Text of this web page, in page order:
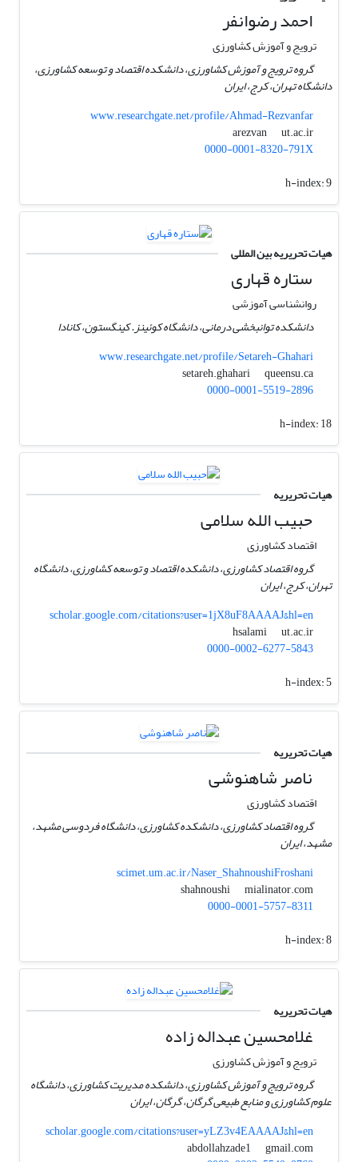
احمد رضوانفر
ترویج و آموزش کشاورزی
گروه ترویج و آموزش کشاورزی، دانشکده اقتصاد و توسعه کشاورزی،
دانشگاه تهران، کرج، ایران
www.researchgate.net/profile/Ahmad-Rezvanfar
arezvan
ut.ac.ir
0000-0001-8320-791X
h-index:9
هیات تحریریه بین المللی
ستاره قهاری
روانشناسی آموزشی
دانشکده توانبخشی درمانی، دانشگاه کوئینز. کینگستون، کانادا
www.researchgate.net/profile/Setareh-Ghahari
setareh.ghahari
queensu.ca
0000-0001-5519-2896
h-index:18
هیات تحریریه
حبیب الله سلامی
اقتصاد کشاورزی
گروه اقتصاد کشاورزی، دانشکده اقتصاد و توسعه کشاورزی، دانشگاه
تهران، کرج، ایران
scholar.google.com/citations?user=1jX8uF8AAAAJ&hl=en
hsalami
ut.ac.ir
0000-0002-6277-5843
h-index:5
هیات تحریریه
ناصر شاهنوشی
اقتصاد کشاورزی
گروه اقتصاد کشاورزی، دانشکده کشاورزی، دانشگاه فردوسی مشهد،
مشهد، ایران
scimet.um.ac.ir/Naser_ShahnoushiFroshani
shahnoushi
mialinator.com
0000-0001-5757-8311
h-index:8
هیات تحریریه
غلامحسین عبداله زاده
ترویج و آموزش کشاورزی
گروه ترویج و آموزش کشاورزی، دانشکده مدیریت کشاورزی، دانشگاه
علوم کشاورزی و منابع طبیعی گرگان، گرگان، ایران
scholar.google.com/citations?user=yLZ3v4EAAAAJ&hl=en
abdollahzade1
gmail.com